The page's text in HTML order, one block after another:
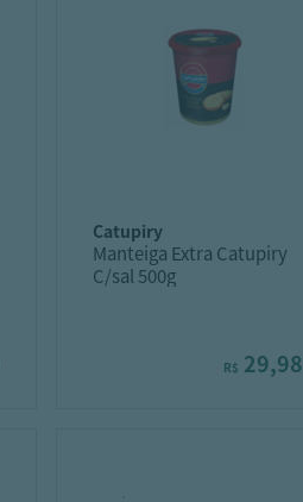
catupiry
Manteiga Extra Catupiry
C/sal 500g
R$ 29,98